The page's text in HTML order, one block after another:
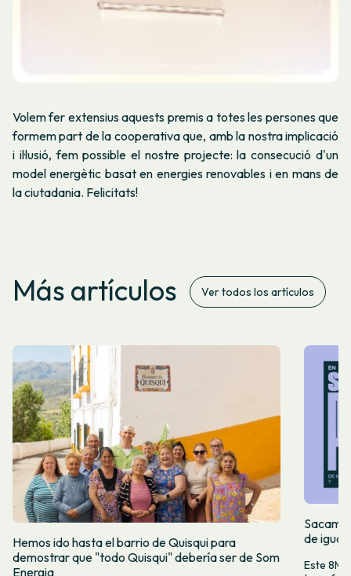
Volem fer extensius aquests premis a totes les persones que
formem part de la cooperativa que, amb la nostra implicació
i il·lusió, fem possible el nostre projecte: la consecució d'un
model energètic basat en energies renovables i en mans de
la ciutadania. Felicitats!
Más artículos Ver todos los artículos
Hemos ido hasta el barrio de Quisqui para
demostrar que "todo Quisqui" debería ser de Som
Energia
de
Este 8M,